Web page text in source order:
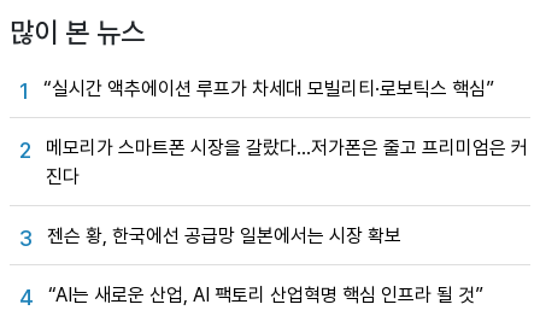
많이 본 뉴스
1 “실시간 액추에이션 루프가 차세대 모빌리티·로보틱스 핵심”
2
메모리가 스마트폰 시장을 갈랐다…저가폰은 줄고 프리미엄은 커
진다
3 젠슨 황, 한국에선 공급망 일본에서는 시장 확보
4 “AI는 새로운 산업, AI 팩토리 산업혁명 핵심 인프라 될 것”